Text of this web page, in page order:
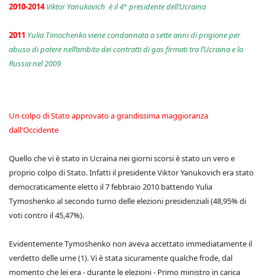
2010-2014Viktor Yanukovich è il 4° presidente dell’Ucraina
2011 Yulia Timochenko viene condannata a sette anni di prigione per
abuso di potere nell’ambito dei contratti di gas firmati tra l’Ucraina e la
Russia nel 2009
Un colpo di Stato approvato a grandissima maggioranza
dall'Occidente
Quello che vi è stato in Ucraina nei giorni scorsi è stato un vero e
proprio colpo di Stato. Infatti il presidente Viktor Yanukovich era stato
democraticamente eletto il 7 febbraio 2010 battendo Yulia
Tymoshenko al secondo turno delle elezioni presidenziali (48,95% di
voti contro il 45,47%).
Evidentemente Tymoshenko non aveva accettato immediatamente il
verdetto delle urne (1). Vi è stata sicuramente qualche frode, dal
momento che lei era - durante le elezioni - Primo ministro in carica